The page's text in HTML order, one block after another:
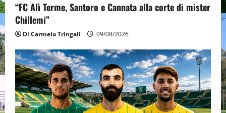
“FC Alì Terme, Santoro e Cannata alla corte di mister
Chillemi”
Di Carmelo Tringali 09/08/2026